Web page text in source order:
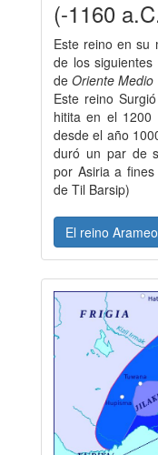
(-1160
Este reino en su
de los siguientes
de Oriente Medio
Este reino
hitita en el 1200
desde el año
duró un par de
por Asiria a
de Til Barsip)
El reino